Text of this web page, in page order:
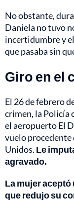
No obstante,
Daniela no tuvo
incertidumbre y
que pasaba sin
Giro en el
El 26 de febrero
crimen, la Policía
el aeropuerto El
vuelo procedente
Unidos. Le
agravado.
La mujer
que redujo su